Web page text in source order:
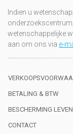
Indien u
wetenschappelijke
aan om ons via e-
BETALING & BTW
BESCHERMING
CONTACT